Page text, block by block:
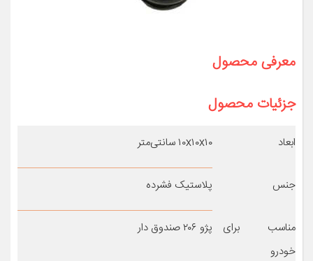
معرفی محصول
جزئیات محصول
ابعاد ۱۰x۱۰x۱۰ سانتی‌متر
جنس پلاستیک فشرده
مناسب برای
خودرو
پژو ۲۰۶ صندوق دار